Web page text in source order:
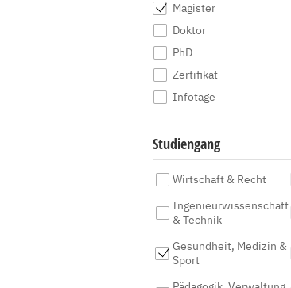
Magister
Doktor
PhD
Zertifikat
Infotage
Studiengang
Wirtschaft & Recht
Ingenieurwissenschaft
& Technik
Gesundheit, Medizin &
Sport